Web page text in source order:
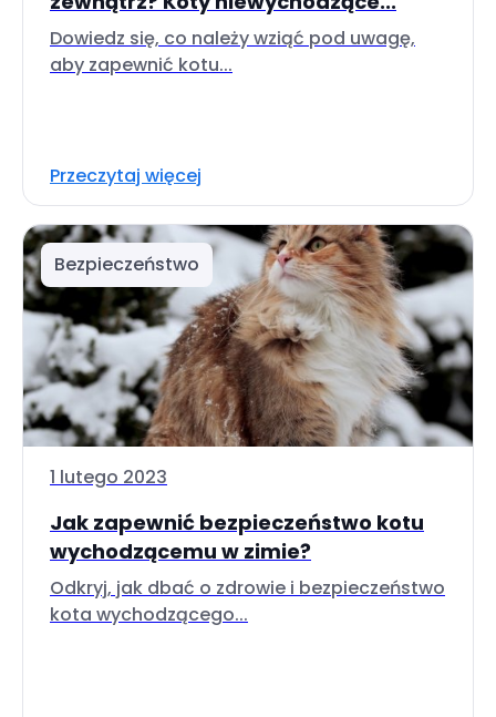
Dowiedz się, co należy wziąć pod uwagę,
aby zapewnić kotu...
Przeczytaj więcej
Bezpieczeństwo
1 lutego 2023
Jak zapewnić bezpieczeństwo kotu
wychodzącemu w zimie?
Odkryj, jak dbać o zdrowie i bezpieczeństwo
kota wychodzącego...